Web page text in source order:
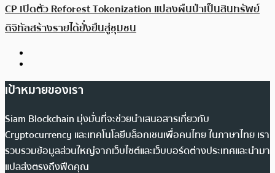
CP เปิดตัว Reforest Tokenization แปลงผืนป่าเป็นสินทรัพย์
ดิจิทัลสร้างรายได้ยั่งยืนสู่ชุมชน
เป้าหมายของเรา
Siam Blockchain มุ่งมั่นที่จะช่วยนำเสนอสารเกี่ยวกับ
Cryptocurrency และเทคโนโลยีบล็อกเชนเพื่อคนไทย ในภาษาไทย เรา
รวบรวมข้อมูลส่วนใหญ่จากเว็บไซต์และเว็บบอร์ดต่างประเทศและนำมา
แปลส่งตรงถึงฟีดคุณ